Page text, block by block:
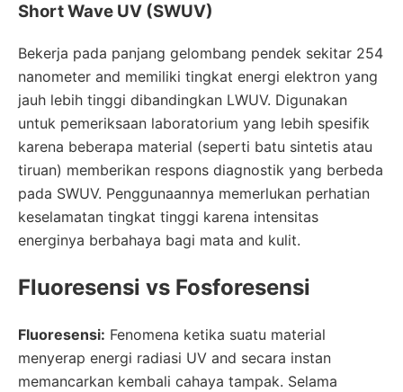
Short Wave UV (SWUV)
Bekerja pada panjang gelombang pendek sekitar 254
nanometer and memiliki tingkat energi elektron yang
jauh lebih tinggi dibandingkan LWUV. Digunakan
untuk pemeriksaan laboratorium yang lebih spesifik
karena beberapa material (seperti batu sintetis atau
tiruan) memberikan respons diagnostik yang berbeda
pada SWUV. Penggunaannya memerlukan perhatian
keselamatan tingkat tinggi karena intensitas
energinya berbahaya bagi mata and kulit.
Fluoresensi vs Fosforesensi
Fluoresensi: Fenomena ketika suatu material
menyerap energi radiasi UV and secara instan
memancarkan kembali cahaya tampak. Selama